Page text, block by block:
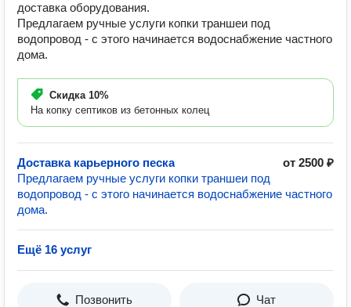
доставка оборудования.
Предлагаем ручные услуги копки траншеи под
водопровод - с этого начинается водоснабжение частного
дома.
Скидка 10%
На копку септиков из бетонных колец
Доставка карьерного песка
от 2500 ₽
Предлагаем ручные услуги копки траншеи под
водопровод - с этого начинается водоснабжение частного
дома.
Ещё 16 услуг
Позвонить Чат